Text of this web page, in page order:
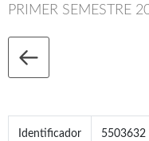
PRIMER SEMESTRE
Identificador 5503632